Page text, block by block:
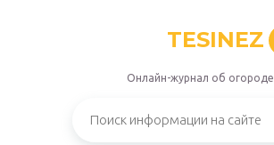
TESINEZ
Онлайн-журнал об огороде